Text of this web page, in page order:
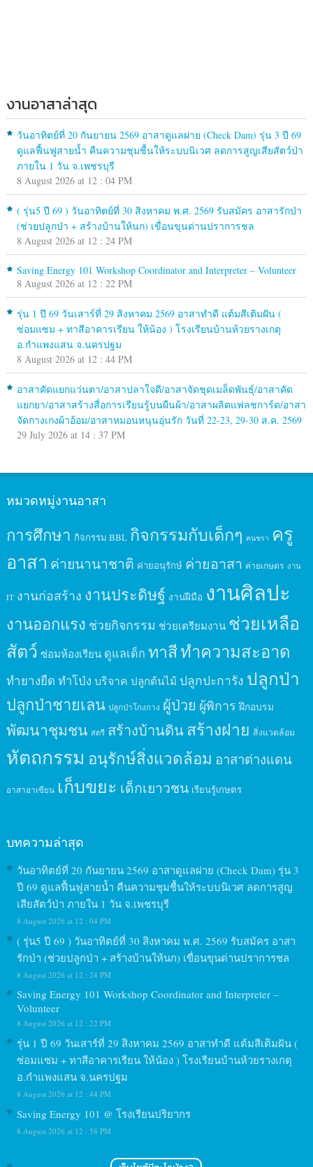
งานอาสาล่าสุด
วันอาทิตย์ที่ 20 กันยายน 2569 อาสาดูแลฝาย (Check Dam) รุ่น 3 ปี 69
ดูแลฟื้นฟูสายน้ำ คืนความชุมชื้นให้ระบบนิเวศ ลดการสูญเสียสัตว์ป่า
ภายใน 1 วัน จ.เพชรบุรี
8 August 2026 at 12 : 04 PM
( รุ่น5 ปี 69 ) วันอาทิตย์ที่ 30 สิงหาคม พ.ศ. 2569 รับสมัคร อาสารักป่า
(ช่วยปลูกป่า + สร้างบ้านให้นก) เขื่อนขุนด่านปราการชล
8 August 2026 at 12 : 24 PM
Saving Energy 101 Workshop Coordinator and Interpreter – Volunteer
8 August 2026 at 12 : 22 PM
รุ่น 1 ปี 69 วันเสาร์ที่ 29 สิงหาคม 2569 อาสาทำดี แต้มสีเติมฝัน (
ซ่อมแซม + ทาสีอาคารเรียน ให้น้อง ) โรงเรียนบ้านห้วยรางเกตุ
อ.กำแพงแสน จ.นครปฐม
8 August 2026 at 12 : 44 PM
อาสาคัดแยกแว่นตา/อาสาปลาใจดี/อาสาจัดชุดเมล็ดพันธุ์/อาสาคัด
แยกยา/อาสาสร้างสื่อการเรียนรู้บนผืนผ้า/อาสาผลิตแฟลชการ์ด/อาสา
จัดกางเกงผ้าอ้อม/อาสาหมอนหนุนอุ่นรัก วันที่ 22-23, 29-30 ส.ค. 2569
29 July 2026 at 14 : 37 PM
หมวดหมู่งานอาสา
การศึกษา กิจกรรม BBL กิจกรรมกับเด็กๆ คนชรา ครู
อาสา ค่ายนานาชาติ ค่ายอนุรักษ์ ค่ายอาสา ค่ายเกษตร งาน
IT งานก่อสร้าง งานประดิษฐ์ งานฝีมือ งานศิลปะ
งานออกแรง ช่วยกิจกรรม ช่วยเตรียมงาน ช่วยเหลือ
สัตว์ ซ่อมห้องเรียน ดูแลเด็ก ทาสีทำความสะอาด
ทำยางยืด ทำโป่ง บริจาค ปลูกต้นไม้ ปลูกปะการัง ปลูกป่า
ปลูกป่าชายเลน ปลูกป่าโกงกาง ผู้ป่วย ผู้พิการ ฝึกอบรม
พัฒนาชุมชน สตรี สร้างบ้านดินสร้างฝาย สิ่งแวดล้อม
หัตถกรรม อนุรักษ์สิ่งแวดล้อม อาสาต่างแดน
อาสาอาเซียน เก็บขยะ เด็กเยาวชน เรียนรู้เกษตร
บทความล่าสุด
วันอาทิตย์ที่ 20 กันยายน 2569 อาสาดูแลฝาย (Check Dam) รุ่น 3
ปี 69 ดูแลฟื้นฟูสายน้ำ คืนความชุมชื้นให้ระบบนิเวศ ลดการสูญ
เสียสัตว์ป่า ภายใน 1 วัน จ.เพชรบุรี
8 August 2026 at 12 : 04 PM
( รุ่น5 ปี 69 ) วันอาทิตย์ที่ 30 สิงหาคม พ.ศ. 2569 รับสมัคร อาสา
รักป่า (ช่วยปลูกป่า + สร้างบ้านให้นก) เขื่อนขุนด่านปราการชล
8 August 2026 at 12 : 24 PM
Saving Energy 101 Workshop Coordinator and Interpreter –
Volunteer
8 August 2026 at 12 : 22 PM
รุ่น 1 ปี 69 วันเสาร์ที่ 29 สิงหาคม 2569 อาสาทำดี แต้มสีเติมฝัน (
ซ่อมแซม + ทาสีอาคารเรียน ให้น้อง ) โรงเรียนบ้านห้วยรางเกตุ
อ.กำแพงแสน จ.นครปฐม
8 August 2026 at 12 : 44 PM
Saving Energy 101 @ โรงเรียนปริยากร
8 August 2026 at 12 : 58 PM